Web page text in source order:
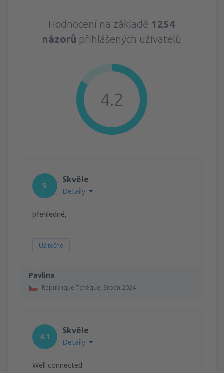
Hodnocení na základě 1254
názorů přihlášených uživatelů
4.2
Pavlina
République Tchèque, Srpen 2024
5
Skvěle
Detaily
přehledné,
Užitečné
4.1
Skvěle
Detaily
Well connected